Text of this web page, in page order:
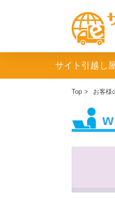
サイト引越し
Top > お客様